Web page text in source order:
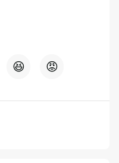
😆 😡